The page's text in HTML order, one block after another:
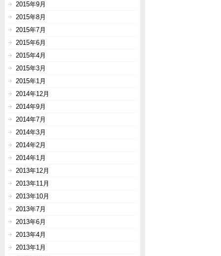
2015年9月
2015年8月
2015年7月
2015年6月
2015年4月
2015年3月
2015年1月
2014年12月
2014年9月
2014年7月
2014年3月
2014年2月
2014年1月
2013年12月
2013年11月
2013年10月
2013年7月
2013年6月
2013年4月
2013年1月